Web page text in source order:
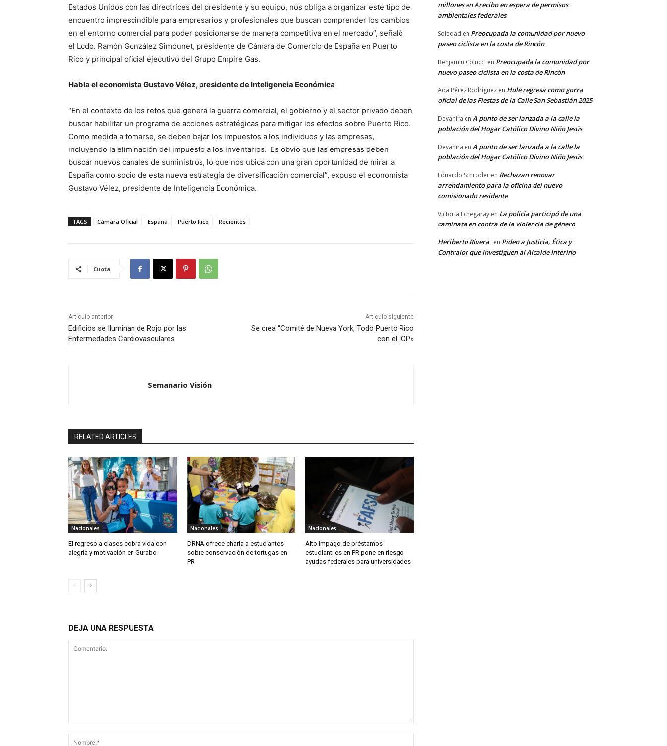
Estados Unidos con las directrices del presidente y su equipo, nos obliga a organizar este tipo de
encuentro imprescindible para empresarios y profesionales que buscan comprender los cambios
en el entorno comercial para poder posicionarse de manera competitiva en el mercado”, señaló
el Lcdo. Ramón González Simounet, presidente de Cámara de Comercio de España en Puerto
Rico y principal oficial ejecutivo del Grupo Empire Gas.
Habla el economista Gustavo Vélez, presidente de Inteligencia Económica
“En el contexto de los retos que genera la guerra comercial, el gobierno y el sector privado deben
buscar habilitar un programa de acciones estratégicas para mitigar los efectos sobre Puerto Rico.
Como medida a tomarse, se deben bajar los impuestos a los individuos y las empresas,
incluyendo la eliminación del impuesto a los inventarios. Es obvio que las empresas deben
buscar nuevos canales de suministros, lo que nos ubica con una gran oportunidad de mirar a
España como socio de esta nueva estrategia de diversificación comercial”, expuso el economista
Gustavo Vélez, presidente de Inteligencia Económica.
TAGS Cámara Oficial España Puerto Rico Recientes
Cuota
Artículo anterior
Edificios se Iluminan de Rojo por las
Enfermedades Cardiovasculares
Artículo siguiente
Se crea “Comité de Nueva York, Todo Puerto Rico
con el ICP»
Semanario Visión
RELATED ARTICLES
Nacionales
El regreso a clases cobra vida con
alegría y motivación en Gurabo
Nacionales
DRNA ofrece charla a estudiantes
sobre conservación de tortugas en
PR
Nacionales
Alto impago de préstamos
estudiantiles en PR pone en riesgo
ayudas federales para universidades
DEJA UNA RESPUESTA
millones en Arecibo en espera de permisos
ambientales federales
Soledad en Preocupada la comunidad por nuevo
paseo ciclista en la costa de Rincón
Benjamin Colucci en Preocupada la comunidad por
nuevo paseo ciclista en la costa de Rincón
Ada Pérez Rodríguez en Hule regresa como gorra
oficial de las Fiestas de la Calle San Sebastián 2025
Deyanira en A punto de ser lanzada a la calle la
población del Hogar Católico Divino Niño Jesús
Deyanira en A punto de ser lanzada a la calle la
población del Hogar Católico Divino Niño Jesús
Eduardo Schroder en Rechazan renovar
arrendamiento para la oficina del nuevo
comisionado residente
Victoria Echegaray en La policía participó de una
caminata en contra de la violencia de género
Heriberto Rivera en Piden a Justicia, Ética y
Contralor que investiguen al Alcalde Interino